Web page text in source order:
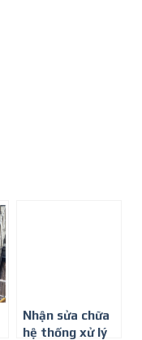
Nhận sửa chữa
hệ thống xử lý